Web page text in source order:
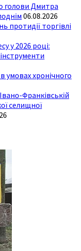
голови Дмитра
06.08.2026
протидії торгівлі
у 2026 році:
умовах хронічного
Франківській
селищної